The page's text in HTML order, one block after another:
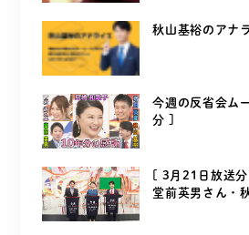
秋山基裕のアナ
今週の反省会ム
分 ]
[ 3月21日放送分
堂前英男さん・